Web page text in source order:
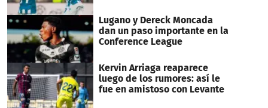
Lugano y Dereck Moncada
dan un paso importante en la
Conference League
Kervin Arriaga reaparece
luego de los rumores: así le
fue en amistoso con Levante